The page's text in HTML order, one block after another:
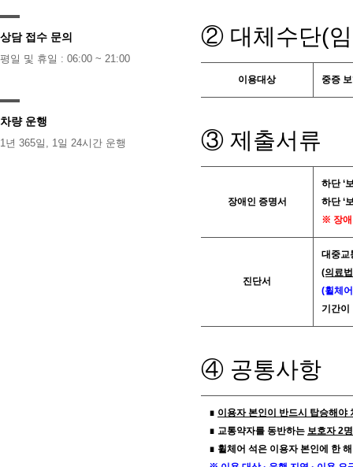
상담 접수 문의
평일 및 휴일 : 06:00 ~ 21:00
차량 운행
1년 365일, 1일 24시간 운행
② 대체수단(
이용대상 중증
③ 제출서류
장애인 증명서
하단 ‘
하단 ‘
※ 장애
진단서
대중교
(의료
(휠체
기간이
④ 공통사항
∎ 이용자 본인이 반드시 탑승해야
∎ 교통약자를 동반하는 보호자 2
∎ 휠체어 석은 이용자 본인에 한